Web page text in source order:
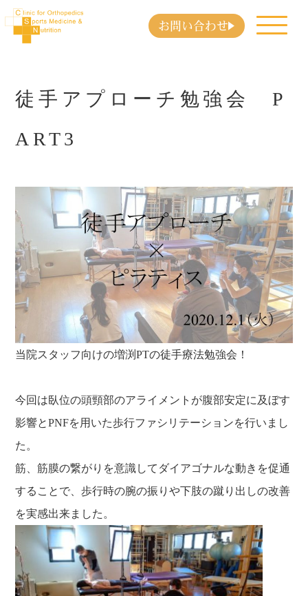
お問い合わせ
徒手アプローチ勉強会 P
ART3
当院スタッフ向けの増渕PTの徒手療法勉強会！
今回は臥位の頭頸部のアライメントが腹部安定に及ぼす
影響とPNFを用いた歩行ファシリテーションを行いまし
た。
筋、筋膜の繋がりを意識してダイアゴナルな動きを促通
することで、歩行時の腕の振りや下肢の蹴り出しの改善
を実感出来ました。